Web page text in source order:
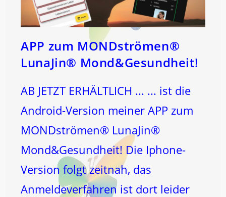
APP zum MONDströmen®
LunaJin® Mond&Gesundheit!
AB JETZT ERHÄLTLICH ... ... ist die
Android-Version meiner APP zum
MONDströmen® LunaJin®
Mond&Gesundheit! Die Iphone-
Version folgt zeitnah, das
Anmeldeverfahren ist dort leider